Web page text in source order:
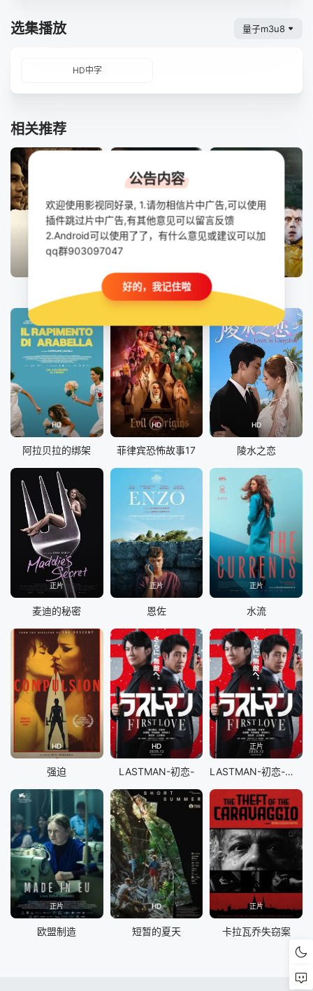
选集播放 量子m3u8
HD中字
相关推荐
懵懂情欲
HD
阿拉贝拉的绑架
HD
菲律宾恐怖故事17
HD
陵水之恋
正片
麦迪的秘密
正片
恩佐
正片
水流
HD
强迫
HD
LASTMAN-初恋-
正片
LASTMAN-初恋-映画
正片
欧盟制造
HD
短暂的夏天
正片
卡拉瓦乔失窃案
公告内容
欢迎使用影视同好录, 1.请勿相信片中广告,可以使用
插件跳过片中广告,有其他意见可以留言反馈
2.Android可以使用了了，有什么意见或建议可以加
qq群903097047
好的，我记住啦